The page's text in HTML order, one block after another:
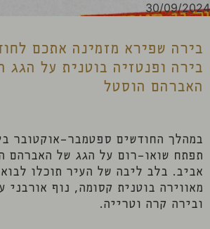
30/09/2024
בירה שפירא מזמינה אתכם
בירה ופנטזיה בוטנית על הגג
האברהם הוסטל
במהלך החודשים ספטמבר-אוקטובר
תפתח שואו-רום על הגג של האברהם
אביב. בלב ליבה של העיר תוכלו לבוא
מאווירה בוטנית קסומה, נוף אורבני
ובירה קרה וטרייה.